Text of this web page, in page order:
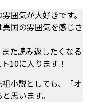
囲気が大好きです。
国の雰囲気を感じさ
た読み返したくなる
10に入ります！
小説としても、「オ
思います。